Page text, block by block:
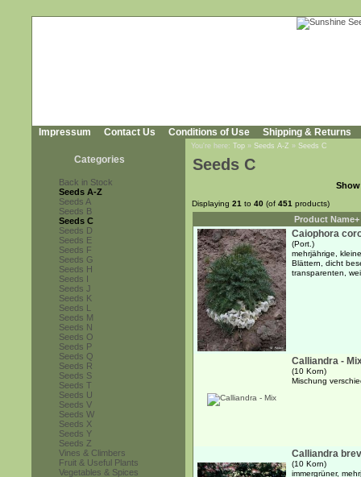
Impressum Contact Us Conditions of Use Shipping & Returns
Categories
Back in Stock
Seeds A-Z
Seeds A
Seeds B
Seeds C
Seeds D
Seeds E
Seeds F
Seeds G
Seeds H
Seeds I
Seeds J
Seeds K
Seeds L
Seeds M
Seeds N
Seeds O
Seeds P
Seeds Q
Seeds R
Seeds S
Seeds T
Seeds U
Seeds V
Seeds W
Seeds X
Seeds Y
Seeds Z
Vines & Climbers
Fruit & Useful Plants
Vegetables & Spices
You're here: Top » Seeds A-Z » Seeds C
Seeds C
Displaying 21 to 40 (of 451 products)
Product Name+
Caiophora
(Port.)
mehrjährige,
Blättern, dicht
transparenten,
Calliandra -
(10 Korn)
Mischung
Calliandra
(10 Korn)
immergrüner,